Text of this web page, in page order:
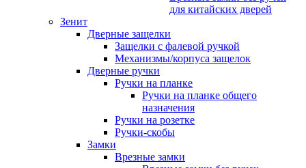
для китайских дверей
Зенит
Дверные защелки
Защелки с фалевой ручкой
Механизмы/корпуса защелок
Дверные ручки
Ручки на планке
Ручки на планке общего
назначения
Ручки на розетке
Ручки-скобы
Замки
Врезные замки